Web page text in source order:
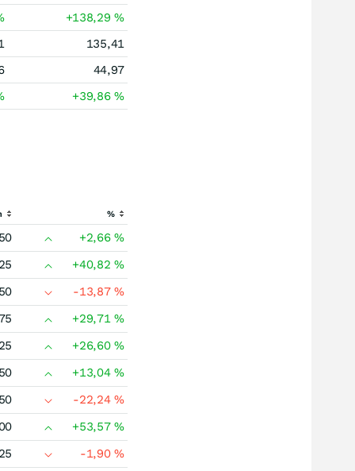
+138,29%
135,41
44,97
+39,86%
%
+2,66%
+40,82%
-13,87%
+29,71%
+26,60%
+13,04%
-22,24%
+53,57%
-1,90%